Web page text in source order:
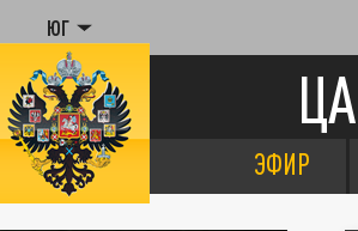
ЮГ
ЭФИР